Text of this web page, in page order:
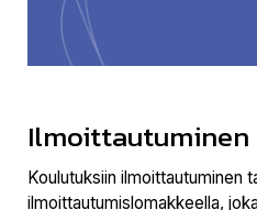
Ilmoittautuminen
Koulutuksiin ilmoittautuminen
ilmoittautumislomakkeella,